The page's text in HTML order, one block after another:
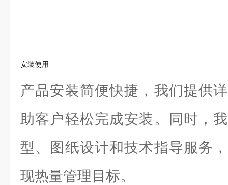
安装使用
产品安装简便快捷，我们提供
助客户轻松完成安装。同时，
型、图纸设计和技术指导服务
现热量管理目标。